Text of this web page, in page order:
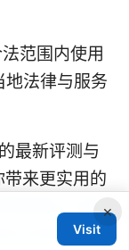
范围内使用
法律与服务
最新评测与
来更实用的
与实用指南
×
Visit